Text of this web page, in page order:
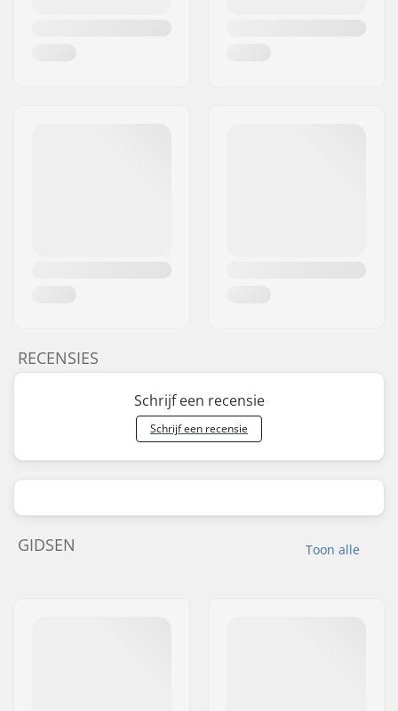
RECENSIES
Schrijf een recensie
Schrijf een recensie
Toon alle
GIDSEN